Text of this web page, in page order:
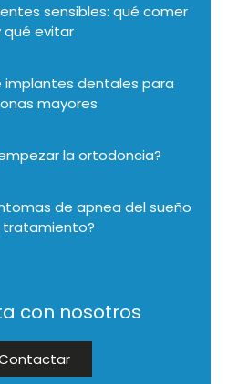
sensibles: qué comer
qué evitar
dentales para
mayores
la ortodoncia?
de apnea del sueño
tratamiento?
con nosotros